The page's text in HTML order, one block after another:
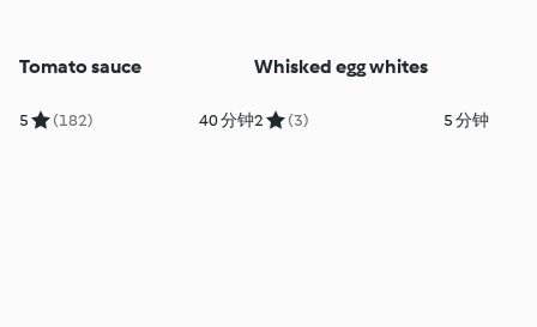
Tomato sauce
5 (182) 40 分钟
Whisked egg whites
2 (3) 5 分钟